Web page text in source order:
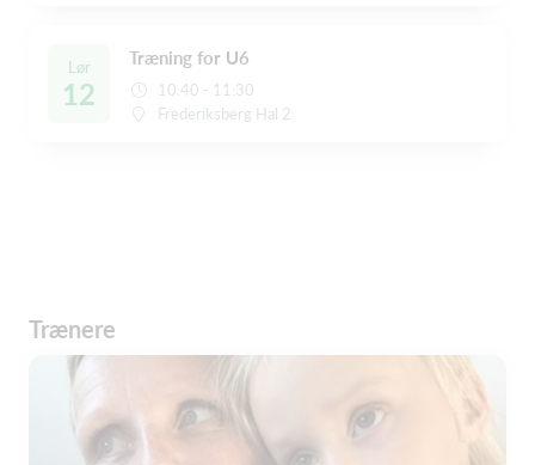
Lør
12
Træning for U6
10:40 - 11:30
Frederiksberg Hal 2
Trænere